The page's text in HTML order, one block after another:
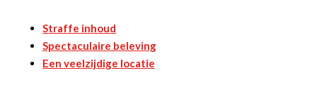
Straffe inhoud
Spectaculaire beleving
Een veelzijdige locatie